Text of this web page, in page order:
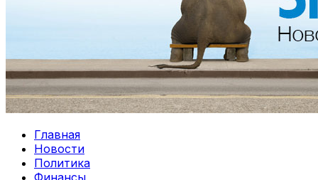
Главная
Новости
Политика
Финансы